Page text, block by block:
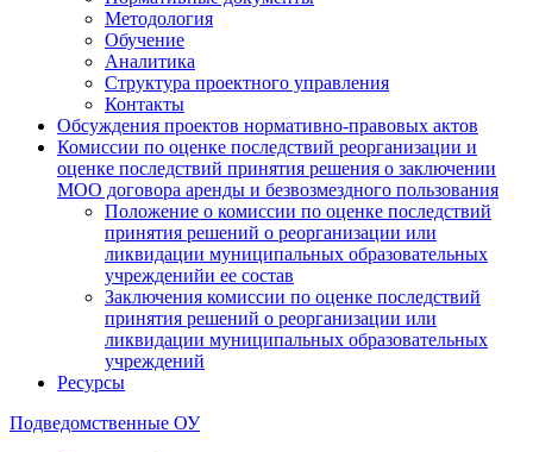
Методология
Обучение
Аналитика
Структура проектного управления
Контакты
Обсуждения проектов нормативно-правовых актов
Комиссии по оценке последствий реорганизации и
оценке последствий принятия решения о заключении
МОО договора аренды и безвозмездного пользования
Положение о комиссии по оценке последствий
принятия решений о реорганизации или
ликвидации муниципальных образовательных
учрежденийи ее состав
Заключения комиссии по оценке последствий
принятия решений о реорганизации или
ликвидации муниципальных образовательных
учреждений
Ресурсы
Подведомственные ОУ